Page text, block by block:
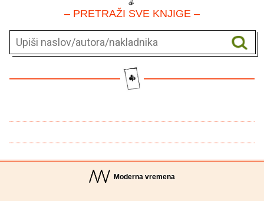
– PRETRAŽI SVE KNJIGE –
Moderna vremena